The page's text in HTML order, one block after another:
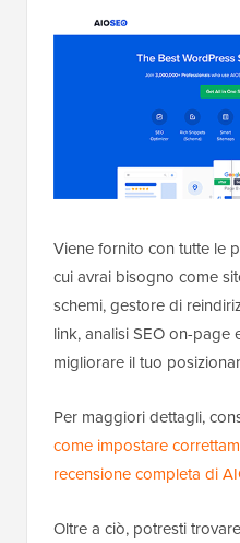
Viene fornito con tutte le
cui avrai bisogno come
schemi, gestore di
link, analisi SEO on-page
migliorare il tuo
Per maggiori dettagli,
come impostare
recensione completa di
Oltre a ciò, potresti